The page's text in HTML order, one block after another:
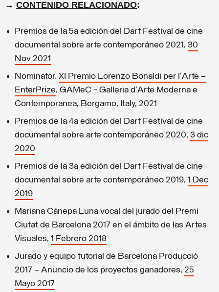
→ CONTENIDO RELACIONADO:
Premios de la 5a edición del Dart Festival de cine
documental sobre arte contemporáneo 2021, 30
Nov 2021
Nominator, XI Premio Lorenzo Bonaldi per l’Arte –
EnterPrize, GAMeC - Galleria d’Arte Moderna e
Contemporanea, Bergamo, Italy, 2021
Premios de la 4a edición del Dart Festival de cine
documental sobre arte contemporáneo 2020, 3 dic
2020
Premios de la 3a edición del Dart Festival de cine
documental sobre arte contemporáneo 2019, 1 Dec
2019
Mariana Cánepa Luna vocal del jurado del Premi
Ciutat de Barcelona 2017 en el ámbito de las Artes
Visuales, 1 Febrero 2018
Jurado y equipo tutorial de Barcelona Producció
2017 – Anuncio de los proyectos ganadores, 25
Mayo 2017